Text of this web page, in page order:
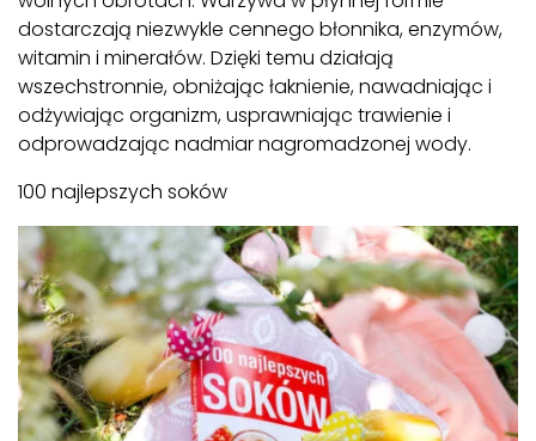
dostarczają niezwykle cennego błonnika, enzymów,
witamin i minerałów. Dzięki temu działają
wszechstronnie, obniżając łaknienie, nawadniając i
odżywiając organizm, usprawniając trawienie i
odprowadzając nadmiar nagromadzonej wody.
100 najlepszych soków